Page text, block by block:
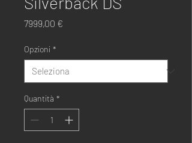
7999,00 €
Opzioni *
Quantità *